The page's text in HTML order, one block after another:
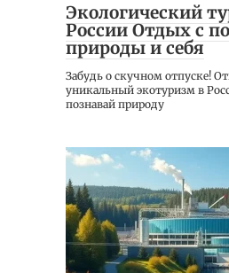
Экологический
России Отдых с
природы и себя
Забудь о скучном отпуске!
уникальный экотуризм в
познавай природу